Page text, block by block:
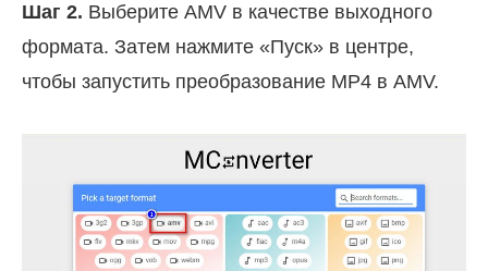
Шаг 2. Выберите AMV в качестве выходного
формата. Затем нажмите «Пуск» в центре,
чтобы запустить преобразование MP4 в AMV.